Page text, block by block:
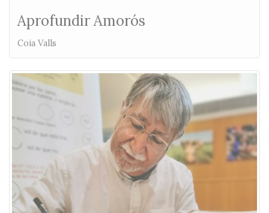
Aprofundir Amorós
Coia Valls